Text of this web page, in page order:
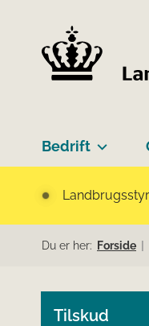
Bedrift
Du er her: Forside
Tilskud